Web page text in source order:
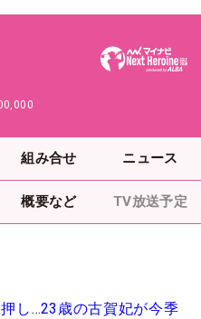
組み合せ ニュース
概要など TV放送予定
し…23歳の古賀妃が今季